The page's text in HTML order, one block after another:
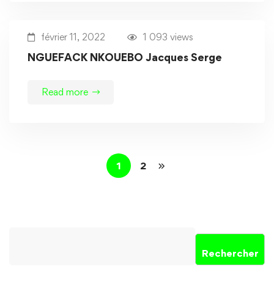
février 11, 2022 1 093 views
NGUEFACK NKOUEBO Jacques Serge
Read more
1 2
Rechercher